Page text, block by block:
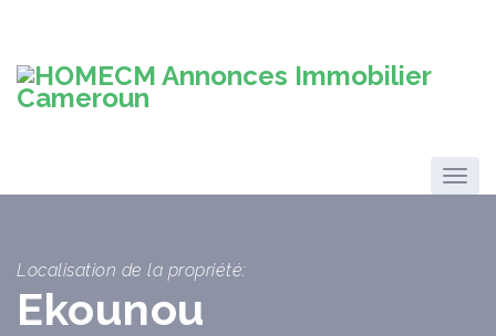
Localisation de la propriété:
Ekounou